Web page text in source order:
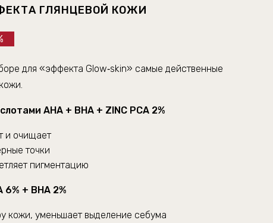
ГЛЯНЦЕВОЙ КОЖИ
для «эффекта Glow‑skin» самые действенные
кожи.
АНА + BHA + ZINC PCA 2%
и очищает
точки
пигментацию
+ BHA 2%
кожи, уменьшает выделение себума